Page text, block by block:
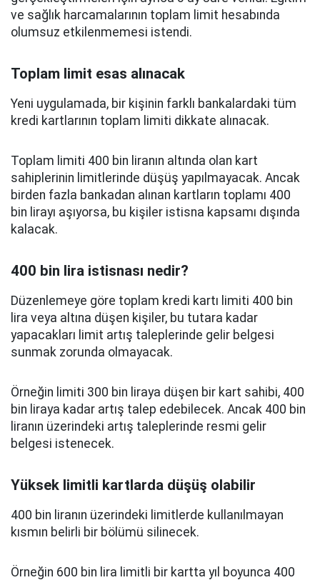
ve sağlık harcamalarının toplam limit hesabında
olumsuz etkilenmemesi istendi.
Toplam limit esas alınacak
Yeni uygulamada, bir kişinin farklı bankalardaki tüm
kredi kartlarının toplam limiti dikkate alınacak.
Toplam limiti 400 bin liranın altında olan kart
sahiplerinin limitlerinde düşüş yapılmayacak. Ancak
birden fazla bankadan alınan kartların toplamı 400
bin lirayı aşıyorsa, bu kişiler istisna kapsamı dışında
kalacak.
400 bin lira istisnası nedir?
Düzenlemeye göre toplam kredi kartı limiti 400 bin
lira veya altına düşen kişiler, bu tutara kadar
yapacakları limit artış taleplerinde gelir belgesi
sunmak zorunda olmayacak.
Örneğin limiti 300 bin liraya düşen bir kart sahibi, 400
bin liraya kadar artış talep edebilecek. Ancak 400 bin
liranın üzerindeki artış taleplerinde resmi gelir
belgesi istenecek.
Yüksek limitli kartlarda düşüş olabilir
400 bin liranın üzerindeki limitlerde kullanılmayan
kısmın belirli bir bölümü silinecek.
Örneğin 600 bin lira limitli bir kartta yıl boyunca 400